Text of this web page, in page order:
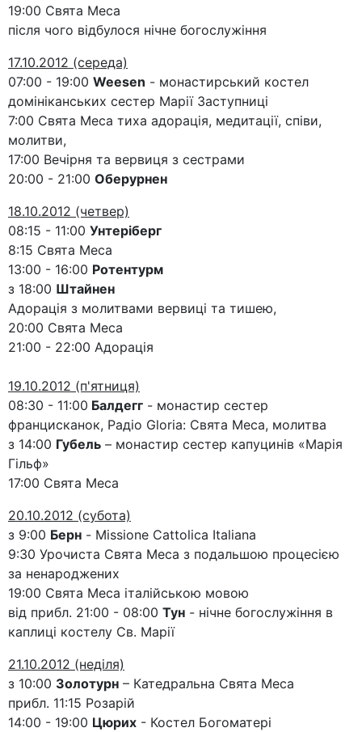
19:00 Свята Меса
після чого відбулося нічне богослужіння
17.10.2012 (середа)
07:00 - 19:00 Weesen - монастирський костел
домініканських сестер Марії Заступниці
7:00 Свята Меса тиха адорація, медитації, співи,
молитви,
17:00 Вечірня та вервиця з сестрами
20:00 - 21:00 Оберурнен
18.10.2012 (четвер)
08:15 - 11:00 Унтеріберг
8:15 Свята Меса
13:00 - 16:00 Ротентурм
з 18:00 Штайнен
Адорація з молитвами вервиці та тишею,
20:00 Свята Меса
21:00 - 22:00 Адорація
19.10.2012 (п'ятниця)
08:30 - 11:00 Балдегг - монастир сестер
францисканок, Радіо Gloria: Свята Меса, молитва
з 14:00 Губель – монастир сестер капуцинів «Марія
Гільф»
17:00 Свята Меса
20.10.2012 (субота)
з 9:00 Берн - Missione Cattolica Italiana
9:30 Урочиста Свята Меса з подальшою процесією
за ненароджених
19:00 Свята Меса італійською мовою
від прибл. 21:00 - 08:00 Тун - нічне богослужіння в
каплиці костелу Св. Марії
21.10.2012 (неділя)
з 10:00 Золотурн – Катедральна Свята Меса
прибл. 11:15 Розарій
14:00 - 19:00 Цюрих - Костел Богоматері